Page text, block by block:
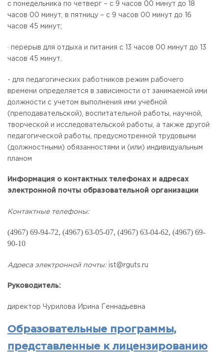
с понедельника по четверг – с 9 часов 00 минут до 18
часов 00 минут, в пятницу – с 9 часов 00 минут до 16
часов 45 минут;
· перерыв для отдыха и питания с 13 часов 00 минут до 13
часов 45 минут.
- для педагогических работников режим рабочего
времени определяется в зависимости от занимаемой ими
должности с учетом выполнения ими учебной
(преподавательской), воспитательной работы, научной,
творческой и исследовательской работы, а также другой
педагогической работы, предусмотренной трудовыми
(должностными) обязанностями и (или) индивидуальным
планом
Информация о контактных телефонах и адресах
электронной почты образовательной организации
Контактные телефоны:
(4967) 69-94-72, (4967) 63-05-07, (4967) 63-04-62, (4967) 69-
90-10
Адреса электронной почты: ist@rguts.ru
Руководитель:
директор Чурилова Ирина Геннадьевна
Образовательные программы,
представленные к лицензированию